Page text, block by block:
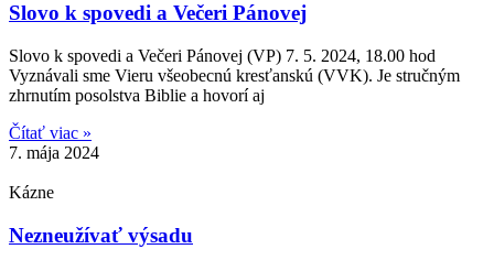
Slovo k spovedi a Večeri Pánovej
Slovo k spovedi a Večeri Pánovej (VP) 7. 5. 2024, 18.00 hod
Vyznávali sme Vieru všeobecnú kresťanskú (VVK). Je stručným
zhrnutím posolstva Biblie a hovorí aj
Čítať viac »
7. mája 2024
Kázne
Nezneužívať výsadu